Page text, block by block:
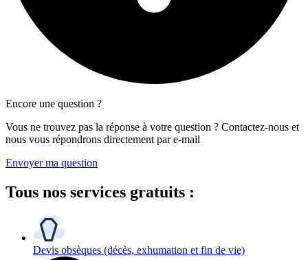
Encore une question ?
Vous ne trouvez pas la réponse à votre question ? Contactez-nous et
nous vous répondrons directement par e-mail
Envoyer ma question
Tous nos services gratuits :
Devis obsèques (décès, exhumation et fin de vie)